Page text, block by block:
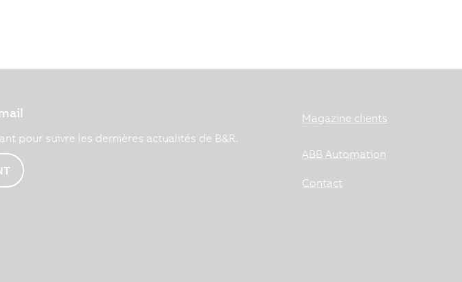
pour suivre les dernières actualités de B&R.
Magazine clients
ABB Automation
Contact